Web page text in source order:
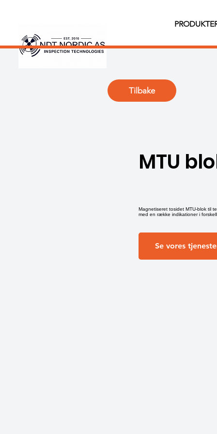
Tilbake
MTU
Magnetiseret tosidet MTU-blok til
med en række indikationer i
Se vores